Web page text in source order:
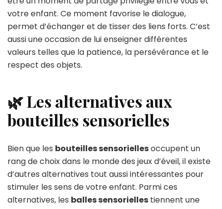
votre enfant. Ce moment favorise le dialogue,
permet d’échanger et de tisser des liens forts. C’est
aussi une occasion de lui enseigner différentes
valeurs telles que la patience, la persévérance et le
respect des objets.
🌿 Les alternatives aux
bouteilles sensorielles
Bien que les bouteilles sensoriellesoccupent un
rang de choix dans le monde des jeux d’éveil, il existe
d’autres alternatives tout aussi intéressantes pour
stimuler les sens de votre enfant. Parmi ces
alternatives, les balles sensorielles tiennent une